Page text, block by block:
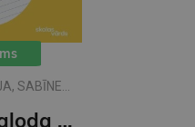
SABĪNE
Latviešu valoda 1.klasei 2 MG Skolas vārds